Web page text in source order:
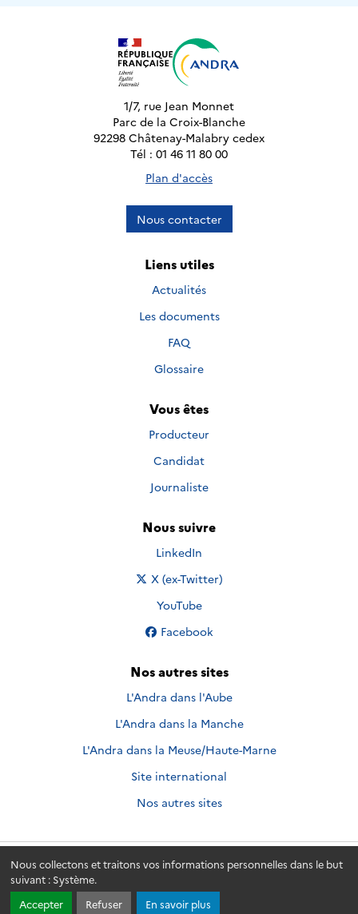
Nous collectons et traitons vos informations personnelles dans le but
suivant : Système.
Accepter
Refuser En savoir plus
1/7, rue Jean Monnet
Parc de la Croix-Blanche
92298 Châtenay-Malabry cedex
Tél : 01 46 11 80 00
Plan d'accès
Nous contacter
Liens utiles
Actualités
Les documents
FAQ
Glossaire
Vous êtes
Producteur
Candidat
Journaliste
Nous suivre
Nous suivre sur
LinkedIn
Nous suivre sur
X (ex-Twitter)
Nous suivre sur
YouTube
Nous suivre sur
Facebook
Nos autres sites
L'Andra dans l'Aube
L'Andra dans la Manche
L'Andra dans la Meuse/Haute-Marne
Site international
Nos autres sites
Andra.fr © 2026 - Andra. Tous droits réservés.